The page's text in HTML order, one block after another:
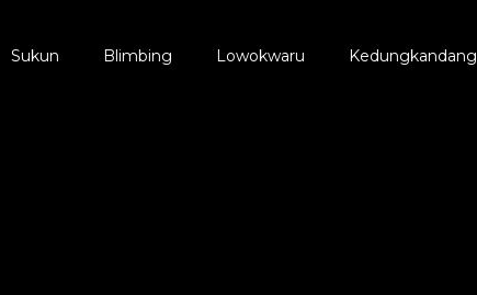
Sukun Blimbing Lowokwaru Kedungkandang